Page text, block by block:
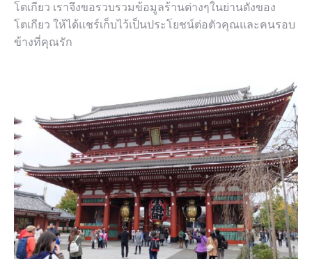
โตเกียว เราจึงขอรวบรวมข้อมูลร้านต่างๆในย่านดังของ
โตเกียว ให้ได้แชร์เก็บไว้เป็นประโยชน์ต่อตัวคุณและคนรอบ
ข้างที่คุณรัก